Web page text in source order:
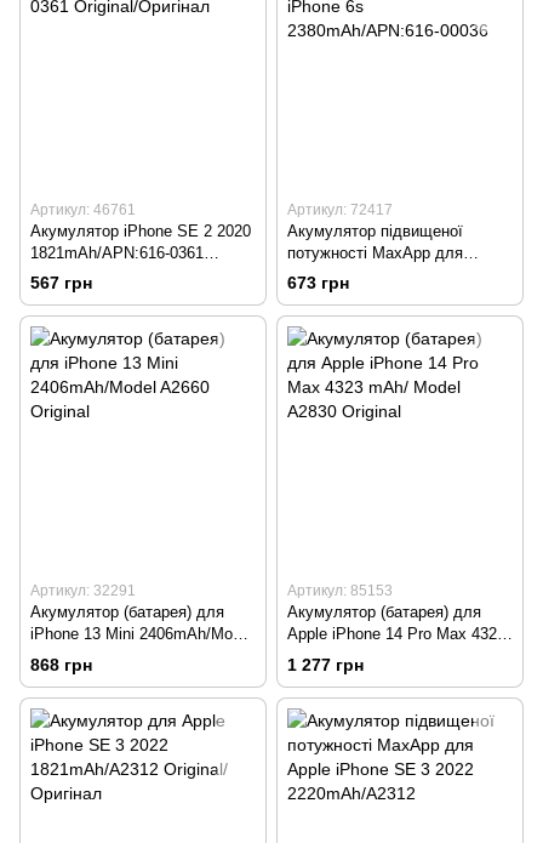
Артикул: 46761
Акумулятор iPhone SE 2 2020
1821mAh/APN:616-0361
Original/Оригінал
567 грн
Артикул: 72417
Акумулятор підвищеної
потужності MaxApp для
iPhone 6s 2380mAh/APN:616-
673 грн
Артикул: 32291
Акумулятор (батарея) для
iPhone 13 Mini 2406mAh/Model
A2660 Original
868 грн
Артикул: 85153
Акумулятор (батарея) для
Apple iPhone 14 Pro Max 4323
mAh/ Model A2830 Original
1 277 грн